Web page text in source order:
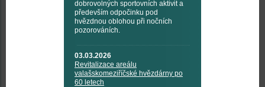
dobrovolných sportovních aktivit a
především odpočinku pod
hvězdnou oblohou při nočních
pozorováních.
03.03.2026
Revitalizace areálu
valašskomeziříčské hvězdárny po
60 letech